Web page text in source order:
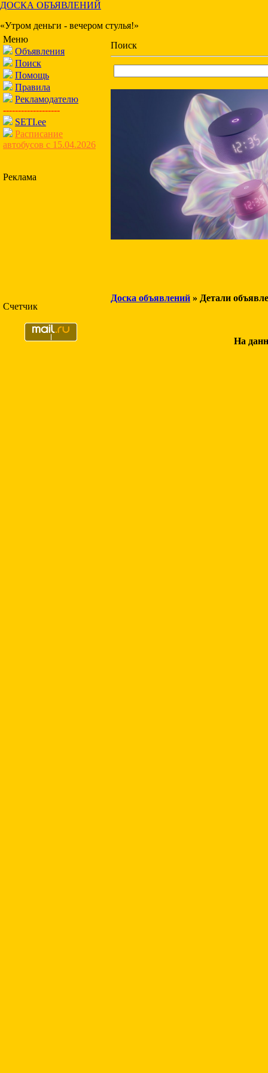
ДОСКА ОБЪЯВЛЕНИЙ
«Утром деньги - вечером стулья!»
Меню
Объявления
Поиск
Помощь
Правила
Рекламодателю
-------------------
SETI.ee
Расписание
автобусов с 15.04.2026
Реклама
Счетчик
Поиск
Доска объявлений » Детали
На